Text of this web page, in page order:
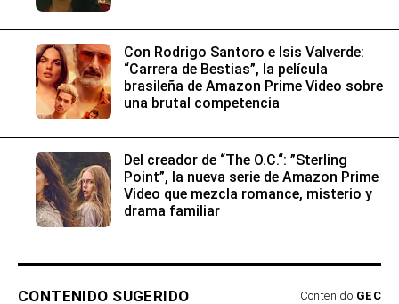
Con Rodrigo Santoro e Isis Valverde:
“Carrera de Bestias”, la película
brasileña de Amazon Prime Video sobre
una brutal competencia
Del creador de “The O.C.“: ”Sterling
Point”, la nueva serie de Amazon Prime
Video que mezcla romance, misterio y
drama familiar
CONTENIDO SUGERIDO Contenido GEC